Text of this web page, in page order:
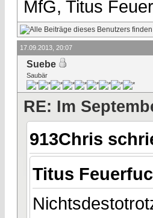
MfG, Titus
17.09.2013, 20:07
Suebe
Saubär
RE: Im
913Chris
Titus